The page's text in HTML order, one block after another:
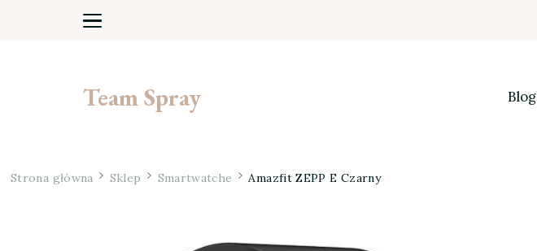
Team Spray Blog
Strona główna Sklep Smartwatche Amazfit ZEPP E Czarny